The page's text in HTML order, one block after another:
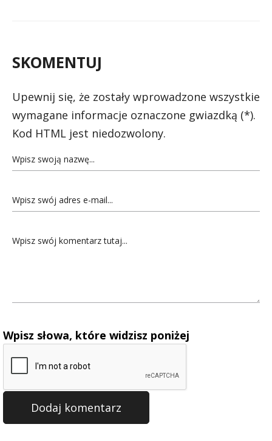
SKOMENTUJ
Upewnij się, że zostały wprowadzone wszystkie
wymagane informacje oznaczone gwiazdką (*).
Kod HTML jest niedozwolony.
Wpisz słowa, które widzisz poniżej